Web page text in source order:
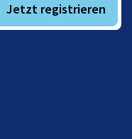
Jetzt registrieren